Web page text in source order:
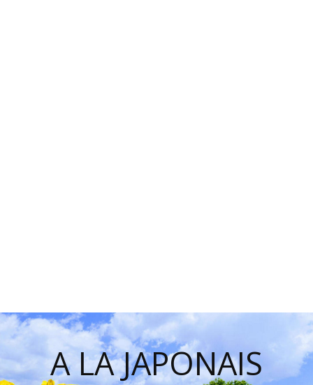
A LA JAPONAIS